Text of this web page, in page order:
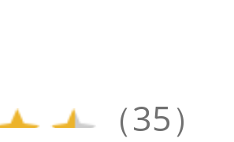
（35）